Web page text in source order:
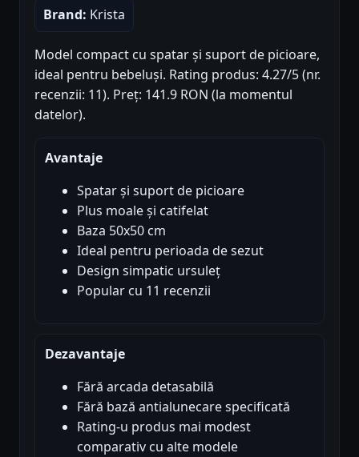
Brand: Krista
Model compact cu spatar și suport de picioare,
ideal pentru bebeluși. Rating produs: 4.27/5 (nr.
recenzii: 11). Preț: 141.9 RON (la momentul
datelor).
Avantaje
Spatar și suport de picioare
Plus moale și catifelat
Baza 50x50 cm
Ideal pentru perioada de sezut
Design simpatic ursuleț
Popular cu 11 recenzii
Dezavantaje
Fără arcada detasabilă
Fără bază antialunecare specificată
Rating-u produs mai modest
comparativ cu alte modele